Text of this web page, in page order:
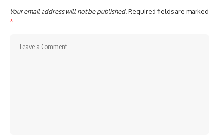
Your email address will not be published.Required fields are marked
*